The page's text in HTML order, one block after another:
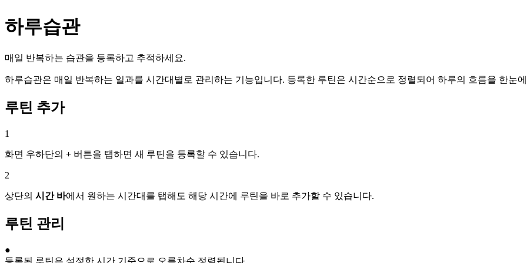
하루습관
매일 반복하는 습관을 등록하고 추적하세요.
하루습관은 매일 반복하는 일과를 시간대별로 관리하는 기능입니다. 등록한 루틴은 시간순으로 정렬되어 하루의 흐름을 한눈
루틴 추가
1
화면 우하단의 + 버튼을 탭하면 새 루틴을 등록할 수 있습니다.
2
상단의 시간 바에서 원하는 시간대를 탭해도 해당 시간에 루틴을 바로 추가할 수 있습니다.
루틴 관리
●
등록된 루틴은 설정한 시간 기준으로 오름차순 정렬됩니다.